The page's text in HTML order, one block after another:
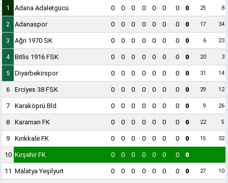
1 Adana Adaletgücü 0 0 0 0 0 0 0 0 25 8
2 Adanaspor 0 0 0 0 0 0 0 0 17 34
3 Ağrı 1970 SK 0 0 0 0 0 0 0 0 6 23
4 Bitlis 1916 FSK 0 0 0 0 0 0 0 0 20 3
5 Diyarbekirspor 0 0 0 0 0 0 0 0 31 14
6 Erciyes 38 FSK 0 0 0 0 0 0 0 0 29 12
7 Karaköprü Bld. 0 0 0 0 0 0 0 0 9 26
8 Karaman FK 0 0 0 0 0 0 0 0 22 5
9 Kırıkkale FK 0 0 0 0 0 0 0 0 15 32
10 Kırşehir FK 0 0 0 0 0 0 0 0
11 Malatya Yeşilyurt 0 0 0 0 0 0 0 0 27 10